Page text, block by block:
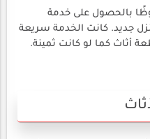
بالحصول على خدمة
جديد. كانت الخدمة سريعة
أثاث كما لو كانت ثمينة.